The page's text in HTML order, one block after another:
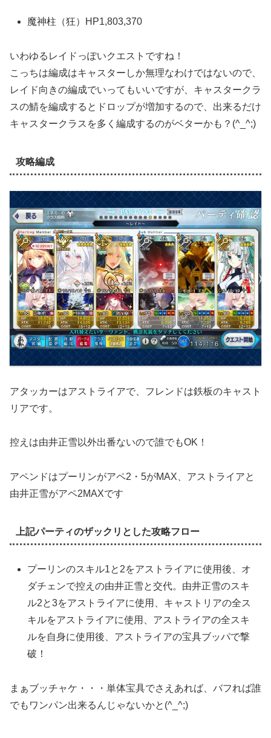
魔神柱（狂）HP1,803,370
いわゆるレイドっぽいクエストですね！
こっちは編成はキャスターしか無理なわけではないので、
レイド向きの編成でいってもいいですが、キャスタークラ
スの鯖を編成するとドロップが増加するので、出来るだけ
キャスタークラスを多く編成するのがベターかも？(^_^;)
攻略編成
アタッカーはアストライアで、フレンドは鉄板のキャスト
リアです。
控えは由井正雪以外出番ないので誰でもOK！
アペンドはプーリンがアペ2・5がMAX、アストライアと
由井正雪がアペ2MAXです
上記パーティのザックリとした攻略フロー
プーリンのスキル1と2をアストライアに使用後、オ
ダチェンで控えの由井正雪と交代。由井正雪のスキ
ル2と3をアストライアに使用、キャストリアの全ス
キルをアストライアに使用、アストライアの全スキ
ルを自身に使用後、アストライアの宝具ブッパで撃
破！
まぁブッチャケ・・・単体宝具でさえあれば、バフれば誰
でもワンパン出来るんじゃないかと(^_^;)